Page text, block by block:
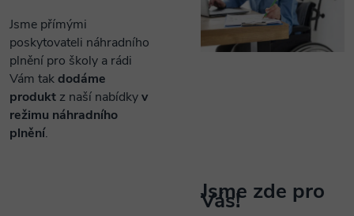
Jsme přímými
poskytovateli náhradního
plnění pro školy a rádi
Vám takdodáme
produkt z naší nabídkyv
režimu náhradního
plnění.
Jsme zde pro
Vás!